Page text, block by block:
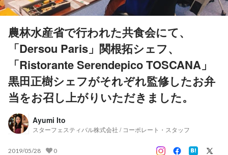
農林水産省で行われた共食会にて、
「Dersou Paris」関根拓シェフ、
「Ristorante Serendepico TOSCANA」
黒田正樹シェフがそれぞれ監修したお弁
当をお召し上がりいただきました。
Ayumi Ito
スターフェスティバル株式会社 / コーポレート・スタッフ
2019/05/28 0